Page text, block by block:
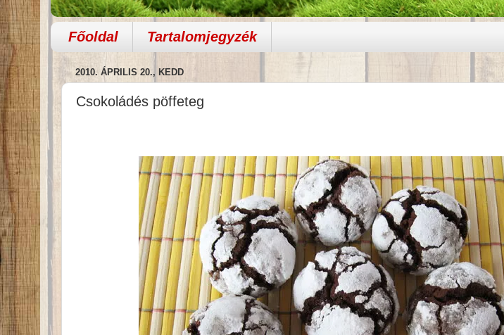
Főoldal Tartalomjegyzék
2010. ÁPRILIS 20., KEDD
Csokoládés pöffeteg